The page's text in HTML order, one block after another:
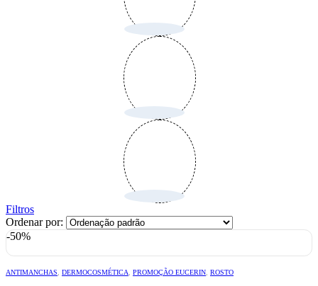
Filtros
Ordenar por:
-50%
ANTIMANCHAS DERMOCOSMÉTICA PROMOÇÃO EUCERIN ROSTO